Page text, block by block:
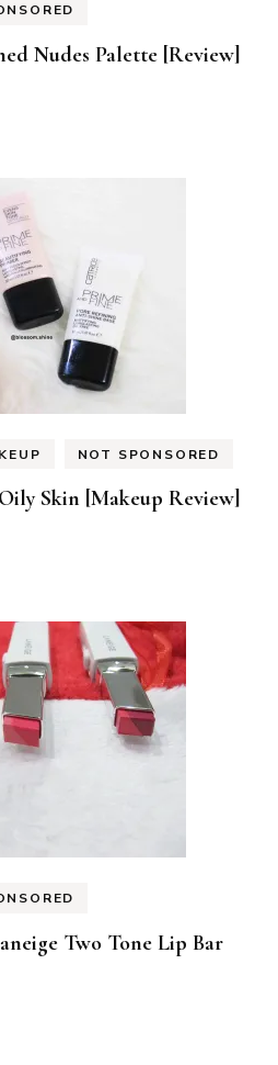
Nudes Palette [Review]
NOT SPONSORED
Skin [Makeup Review]
Two Tone Lip Bar